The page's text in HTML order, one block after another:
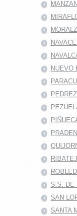
NUEVO
S.S. DE
SAN
SANTA